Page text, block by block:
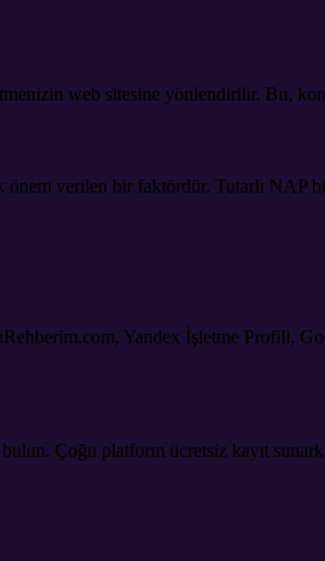
web sitesine yönlendirilir. Bu,
verilen bir faktördür. Tutarlı NAP
Yandex İşletme Profili,
Çoğu platform ücretsiz kayıt